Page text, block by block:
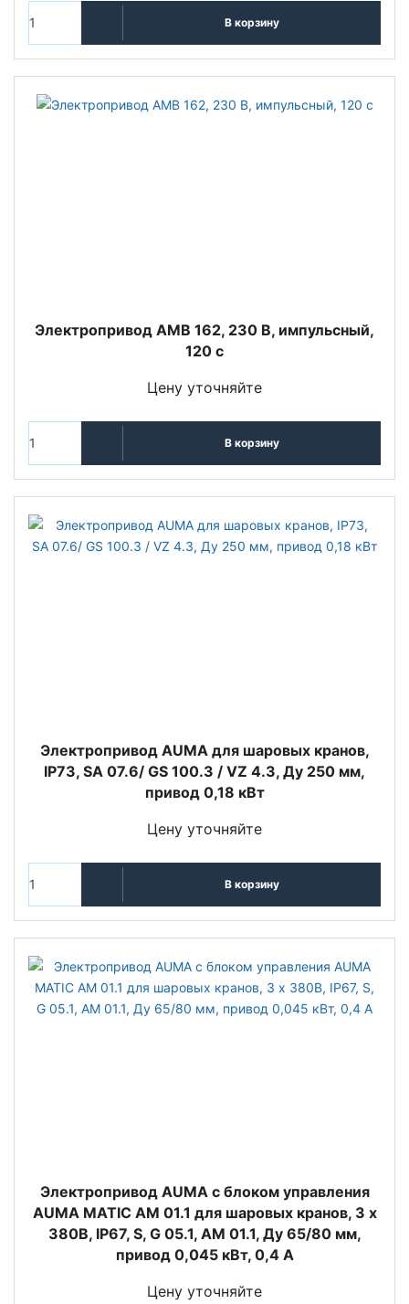
В корзину
Электропривод AMB 162, 230 В, импульсный,
120 с
Цену уточняйте
В корзину
Электропривод AUMA для шаровых кранов,
IP73, SA 07.6/ GS 100.3 / VZ 4.3, Ду 250 мм,
привод 0,18 кВт
Цену уточняйте
В корзину
Электропривод AUMA с блоком управления
AUMA MATIC AM 01.1 для шаровых кранов, 3 x
380В, IP67, S, G 05.1, AM 01.1, Ду 65/80 мм,
привод 0,045 кВт, 0,4 А
Цену уточняйте